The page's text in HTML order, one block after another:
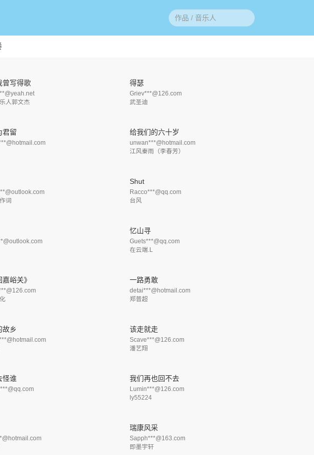
曾写得歌
人郭文杰
得瑟
Griev***@126.com
武圣迪
君留 给我们的六十岁
unwan***@hotmail.com
江风秦雨（李春芳）
词
Shut
Racco***@qq.com
台风
忆山寻
Guets***@qq.com
在云端.L
嘉峪关》 一路勇敢
detai***@hotmail.com
郑普超
故乡 该走就走
Scave***@126.com
潘艺翔
怪谁 我们再也回不去
Lumin***@126.com
ly55224
瑞康风采
Sapph***@163.com
即墨宇轩